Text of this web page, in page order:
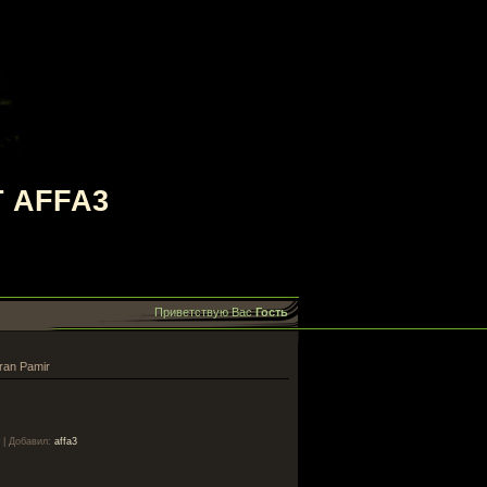
Приветствую ВасГость
Pamir
Добавил: affa3